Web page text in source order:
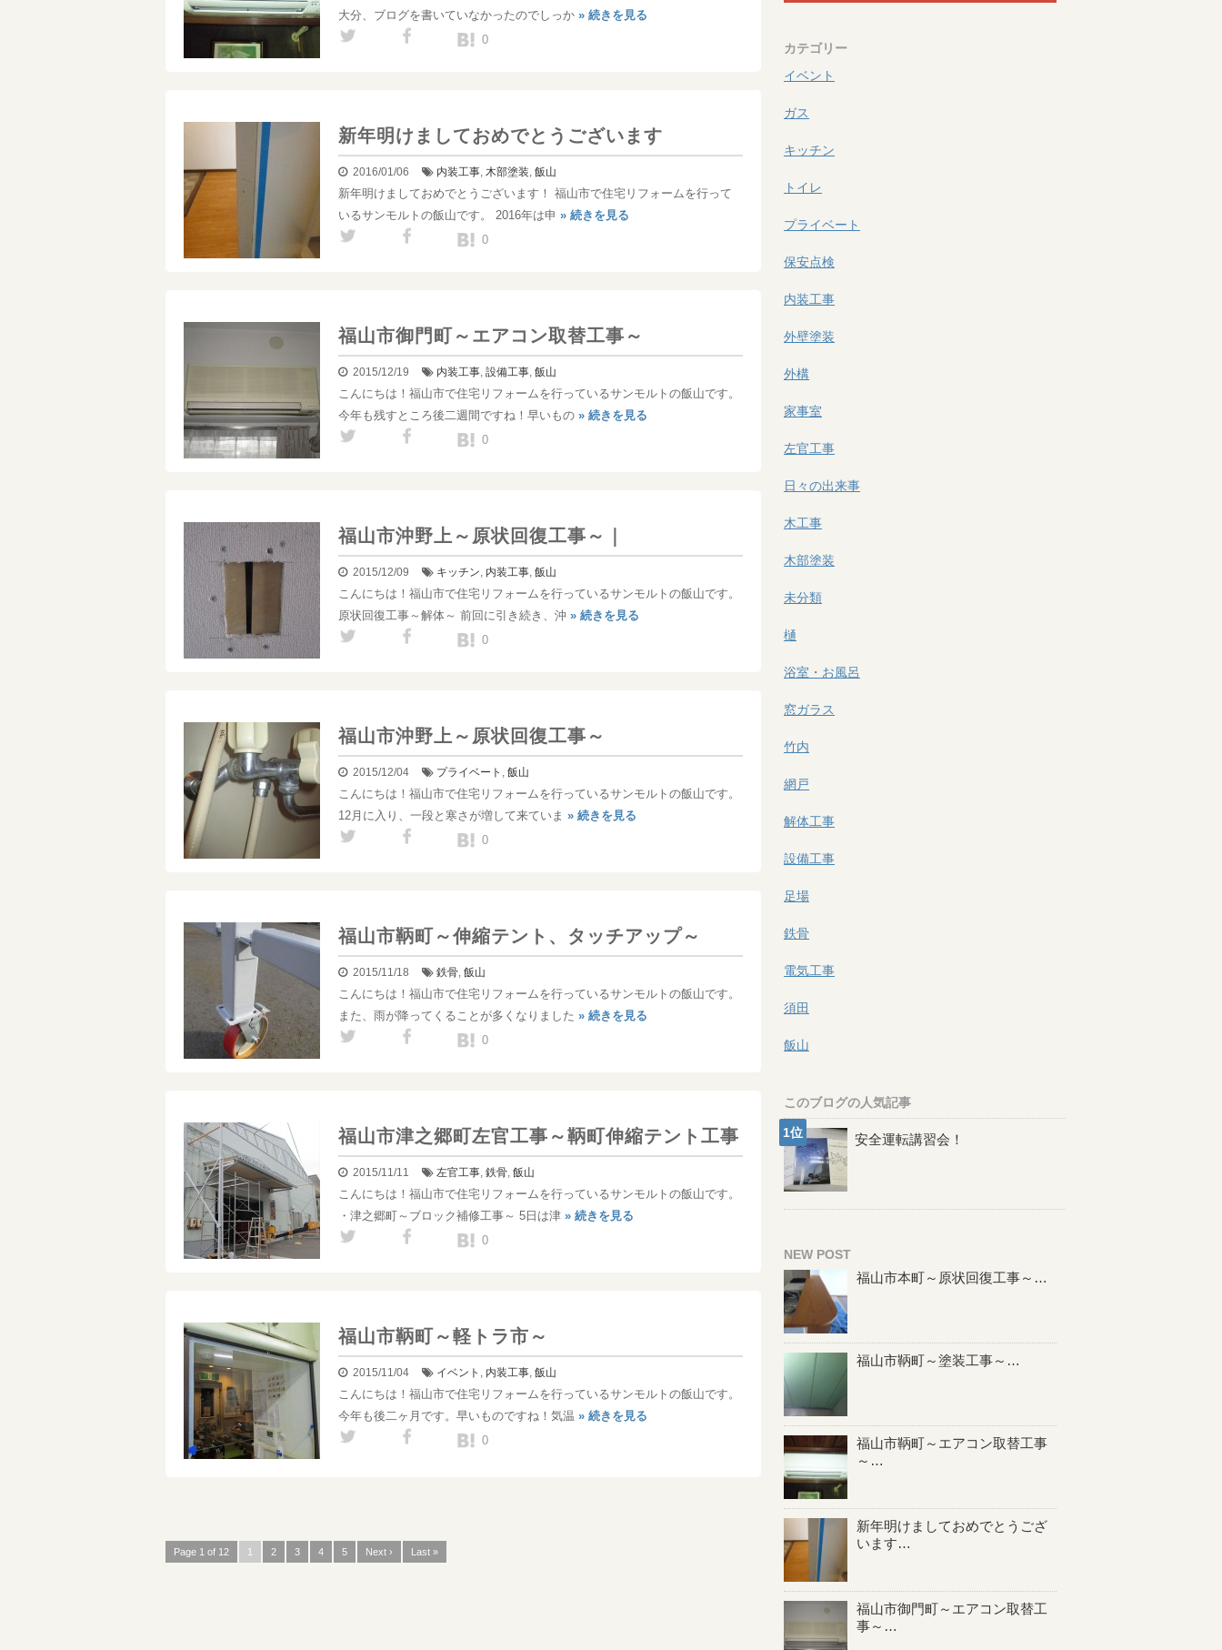
大分、ブログを書いていなかったのでしっか » 続きを見る
0
新年明けましておめでとうございます
2016/01/06 内装工事,木部塗装,飯山
新年明けましておめでとうございます！ 福山市で住宅リフォームを行って
いるサンモルトの飯山です。 2016年は申 » 続きを見る
0
福山市御門町～エアコン取替工事～
2015/12/19 内装工事,設備工事,飯山
こんにちは！福山市で住宅リフォームを行っているサンモルトの飯山です。
今年も残すところ後二週間ですね！早いもの » 続きを見る
0
福山市沖野上～原状回復工事～｜
2015/12/09 キッチン, 内装工事,飯山
こんにちは！福山市で住宅リフォームを行っているサンモルトの飯山です。
原状回復工事～解体～ 前回に引き続き、沖 » 続きを見る
0
福山市沖野上～原状回復工事～
2015/12/04 プライベート ,飯山
こんにちは！福山市で住宅リフォームを行っているサンモルトの飯山です。
12月に入り、一段と寒さが増して来ていま » 続きを見る
0
福山市鞆町～伸縮テント、タッチアップ～
2015/11/18 鉄骨,飯山
こんにちは！福山市で住宅リフォームを行っているサンモルトの飯山です。
また、雨が降ってくることが多くなりました » 続きを見る
0
福山市津之郷町左官工事～鞆町伸縮テント工事
2015/11/11 左官工事,鉄骨,飯山
こんにちは！福山市で住宅リフォームを行っているサンモルトの飯山です。
・津之郷町～ブロック補修工事～ 5日は津 » 続きを見る
0
福山市鞆町～軽トラ市～
2015/11/04 イベント , 内装工事,飯山
こんにちは！福山市で住宅リフォームを行っているサンモルトの飯山です。
今年も後二ヶ月です。早いものですね！気温 » 続きを見る
0
Page 1 of 12 1 2 3 4 5 Next › Last »
カテゴリー
イベント
ガス
キッチン
トイレ
プライベート
保安点検
内装工事
外壁塗装
外構
家事室
左官工事
日々の出来事
木工事
木部塗装
未分類
樋
浴室・お風呂
窓ガラス
竹内
網戸
解体工事
設備工事
足場
鉄骨
電気工事
須田
飯山
このブログの人気記事
安全運転講習会！
NEW POST
福山市本町～原状回復工事～…
福山市鞆町～塗装工事～…
福山市鞆町～エアコン取替工事
～…
新年明けましておめでとうござ
います…
福山市御門町～エアコン取替工
事～…